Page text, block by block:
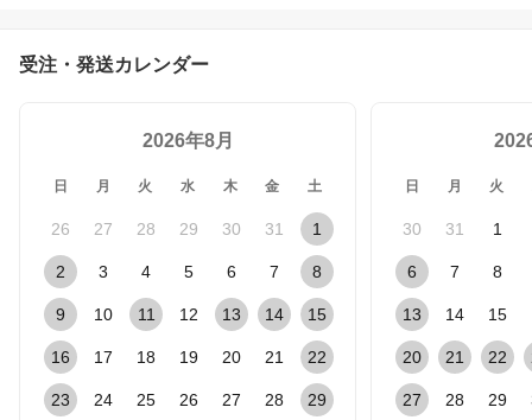
り物 プレゼント ケース
売り 箱売り LEC lec 自社
受注・発送カレンダー
2026年8月
日 月 火 水 木 金 土
26 27 28 29 30 31 1
2 3 4 5 6 7 8
9 10 11 12 13 14 15
16 17 18 19 20 21 22
23 24 25 26 27 28 29
日 月 火
30 31 1
6 7 8
13 14 15
20 21 22
27 28 29